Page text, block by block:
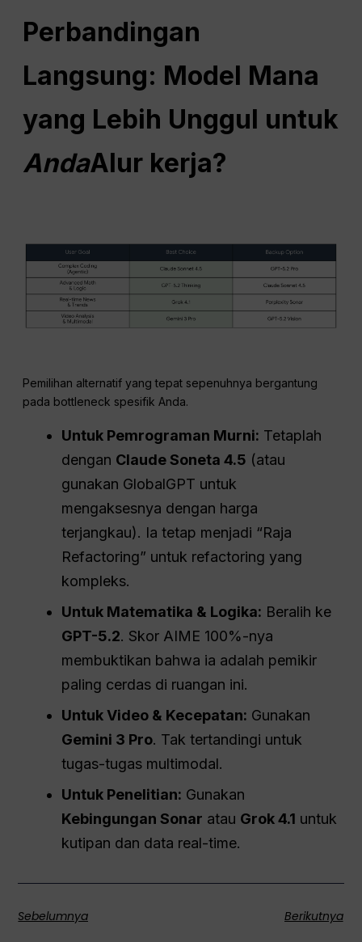
Perbandingan
Langsung: Model Mana
yang Lebih Unggul untuk
AndaAlur kerja?
Pemilihan alternatif yang tepat sepenuhnya bergantung
pada bottleneck spesifik Anda.
Untuk Pemrograman Murni: Tetaplah
dengan Claude Soneta 4.5 (atau
gunakan GlobalGPT untuk
mengaksesnya dengan harga
terjangkau). Ia tetap menjadi “Raja
Refactoring” untuk refactoring yang
kompleks.
Untuk Matematika & Logika: Beralih ke
GPT-5.2. Skor AIME 100%-nya
membuktikan bahwa ia adalah pemikir
paling cerdas di ruangan ini.
Untuk Video & Kecepatan: Gunakan
Gemini 3 Pro. Tak tertandingi untuk
tugas-tugas multimodal.
Untuk Penelitian: Gunakan
Kebingungan Sonar atau Grok 4.1 untuk
kutipan dan data real-time.
Sebelumnya Berikutnya